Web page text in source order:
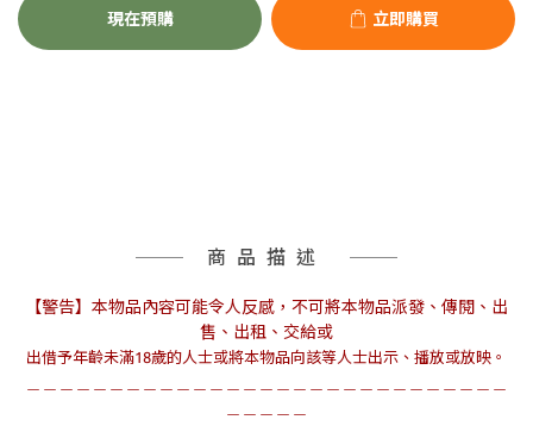
現在預購 立即購買
商品描述
【警告】本物品內容可能令人反感，不可將本物品派發、傳閱、出
售、出租、交給或
出借予年齡未滿18歲的人士或將本物品向該等人士出示、播放或放映。